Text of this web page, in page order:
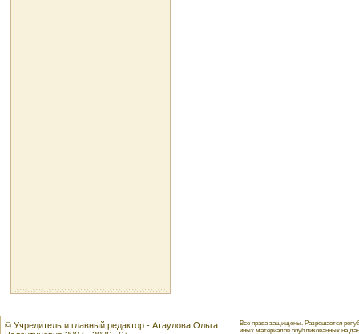
© Учредитель и главный редактор - Атаулова Ольга
Все права защищены. Разрешается
иных материалов опубликованных на